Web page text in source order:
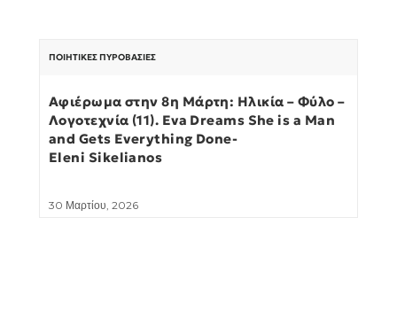
ΠΟΙΗΤΙΚΈΣ ΠΥΡΟΒΑΣΊΕΣ
Αφιέρωμα στην 8η Μάρτη: Ηλικία – Φύλο –
Λογοτεχνία (11). Eva Dreams She is a Man
and Gets Everything Done-
Eleni Sikelianos
30 Μαρτίου, 2026